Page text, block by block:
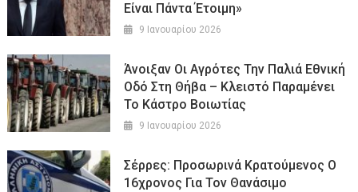
Είναι Πάντα Έτοιμη»
9 Ιανουαρίου 2026
Άνοιξαν Οι Αγρότες Την Παλιά Εθνική
Οδό Στη Θήβα – Κλειστό Παραμένει
Το Κάστρο Βοιωτίας
9 Ιανουαρίου 2026
Σέρρες: Προσωρινά Κρατούμενος Ο
16χρονος Για Τον Θανάσιμο